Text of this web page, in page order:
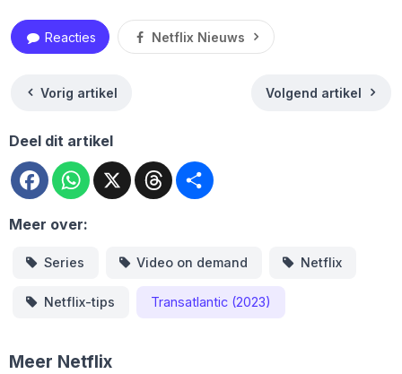
Reacties Netflix Nieuws
Vorig artikel Volgend artikel
Deel dit artikel
FacebookWhatsApp
X Threads
Meer over:
Series Video on demand Netflix
Netflix-tips Transatlantic (2023)
Meer Netflix